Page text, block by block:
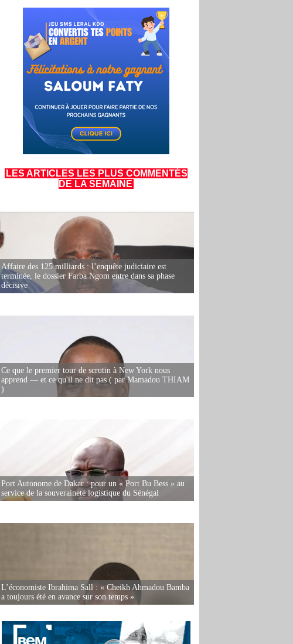
LES ARTICLES LES PLUS COMMENTÉS
DE LA SEMAINE
Affaire des 125 milliards : l’enquête judiciaire est
terminée, le dossier Farba Ngom entre dans sa phase
décisive
Ce que le premier tour de scrutin à New York nous
apprend — et ce qu'il ne dit pas ( par Mamadou THIAM
)
Port Autonome de Dakar : pour un « Port Bu Bess » au
service de la souveraineté logistique du Sénégal
L’économiste Ibrahima Sall : « Cheikh Ahmadou Bamba
a toujours été en avance sur son temps »